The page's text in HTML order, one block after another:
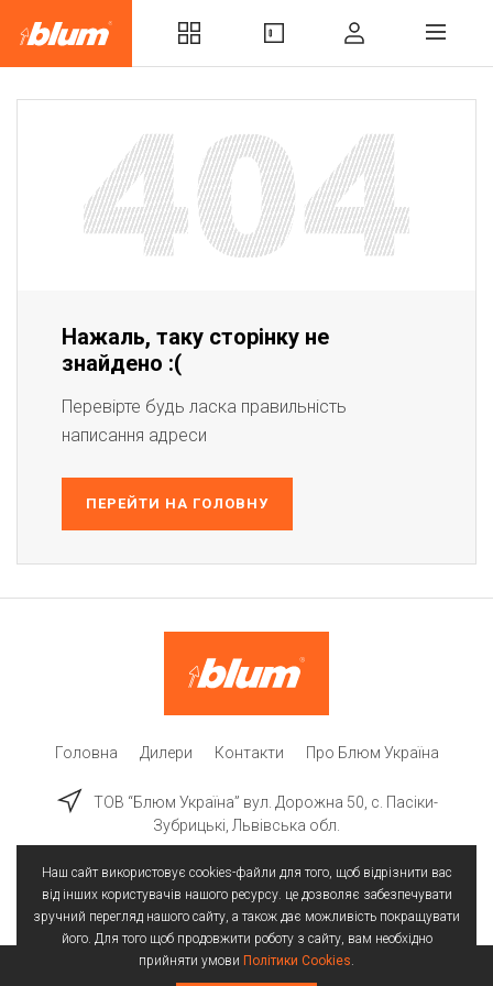
Нажаль, таку сторінку не
знайдено :(
Перевірте будь ласка правильність
написання адреси
ПЕРЕЙТИ НА ГОЛОВНУ
Головна Дилери Контакти Про Блюм Україна
ТОВ “Блюм Україна” вул. Дорожна 50, c. Пасіки-
Зубрицькі, Львівська обл.
Наш сайт використовує cookies-файли для того, щоб відрізнити вас
від інших користувачів нашого ресурсу. це дозволяє забезпечувати
зручний перегляд нашого сайту, а також дає можливість покращувати
його. Для того щоб продовжити роботу з сайту, вам необхідно
прийняти умови Політики Cookies.